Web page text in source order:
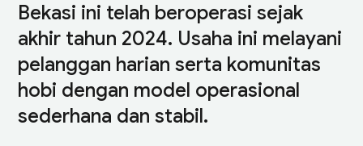
Bekasi ini telah beroperasi sejak
akhir tahun 2024. Usaha ini melayani
pelanggan harian serta komunitas
hobi dengan model operasional
sederhana dan stabil.